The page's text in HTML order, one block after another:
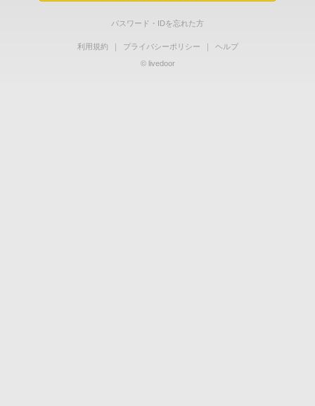
パスワード・IDを忘れた方
利用規約 ｜ プライバシーポリシー ｜
ヘルプ
© livedoor